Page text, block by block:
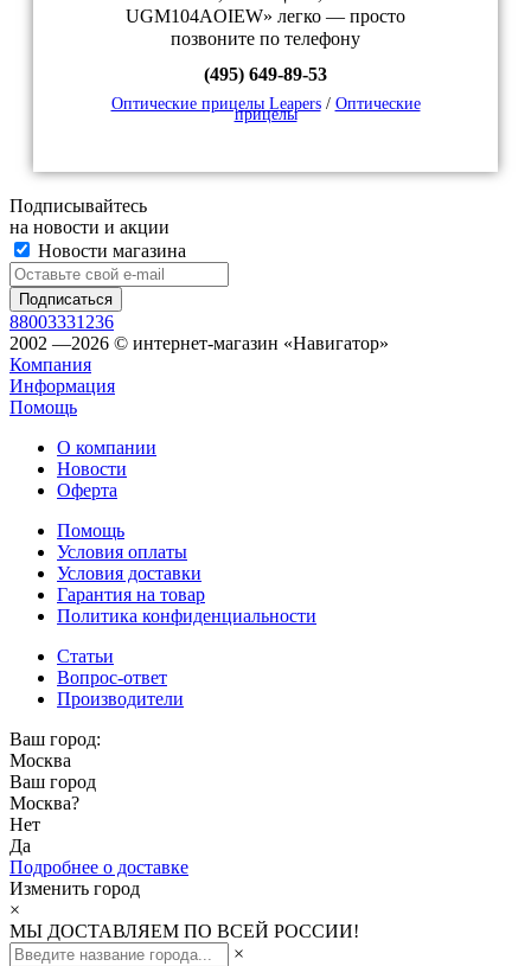
UGM104AOIEW» легко — просто
позвоните по телефону
(495) 649-89-53
Оптические прицелы Leapers/ Оптические
прицелы
Подписывайтесь
на новости и акции
Новости магазина
88003331236
2002 —2026 © интернет-магазин «Навигатор»
Компания
Информация
Помощь
О компании
Новости
Оферта
Помощь
Условия оплаты
Условия доставки
Гарантия на товар
Политика конфиденциальности
Статьи
Вопрос-ответ
Производители
Ваш город:
Москва
Ваш город
Москва?
Нет
Да
Подробнее о доставке
Изменить город
×
МЫ ДОСТАВЛЯЕМ ПО ВСЕЙ РОССИИ!
×